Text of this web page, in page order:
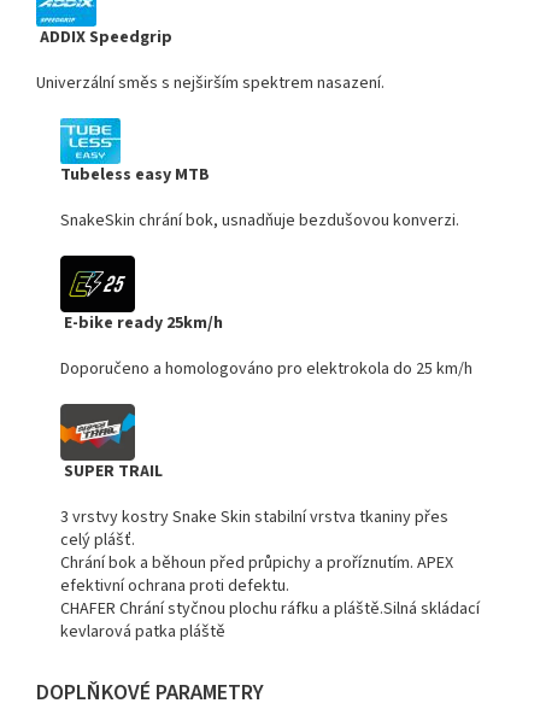
ADDIX Speedgrip
Univerzální směs s nejširším spektrem nasazení.
Tubeless easy MTB
SnakeSkin chrání bok, usnadňuje bezdušovou konverzi.
E-bike ready 25km/h
Doporučeno a homologováno pro elektrokola do 25 km/h
SUPER TRAIL
3 vrstvy kostry Snake Skin stabilní vrstva tkaniny přes
celý plášť.
Chrání bok a běhoun před průpichy a proříznutím. APEX
efektivní ochrana proti defektu.
CHAFER Chrání styčnou plochu ráfku a pláště.Silná skládací
kevlarová patka pláště
DOPLŇKOVÉ PARAMETRY